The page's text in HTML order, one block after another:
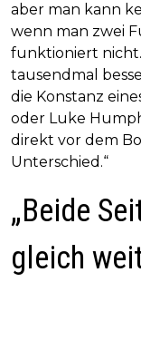
aber man kann
wenn man zwei
funktioniert
tausendmal
die Konstanz
oder Luke
direkt vor dem
Unterschied.“
„Beide
gleich